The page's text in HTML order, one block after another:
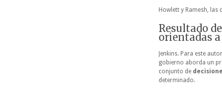
Howlett y Ramesh, las
Resultado
orientadas
Jenkins. Para este
gobierno aborda un
conjunto de
determinado.